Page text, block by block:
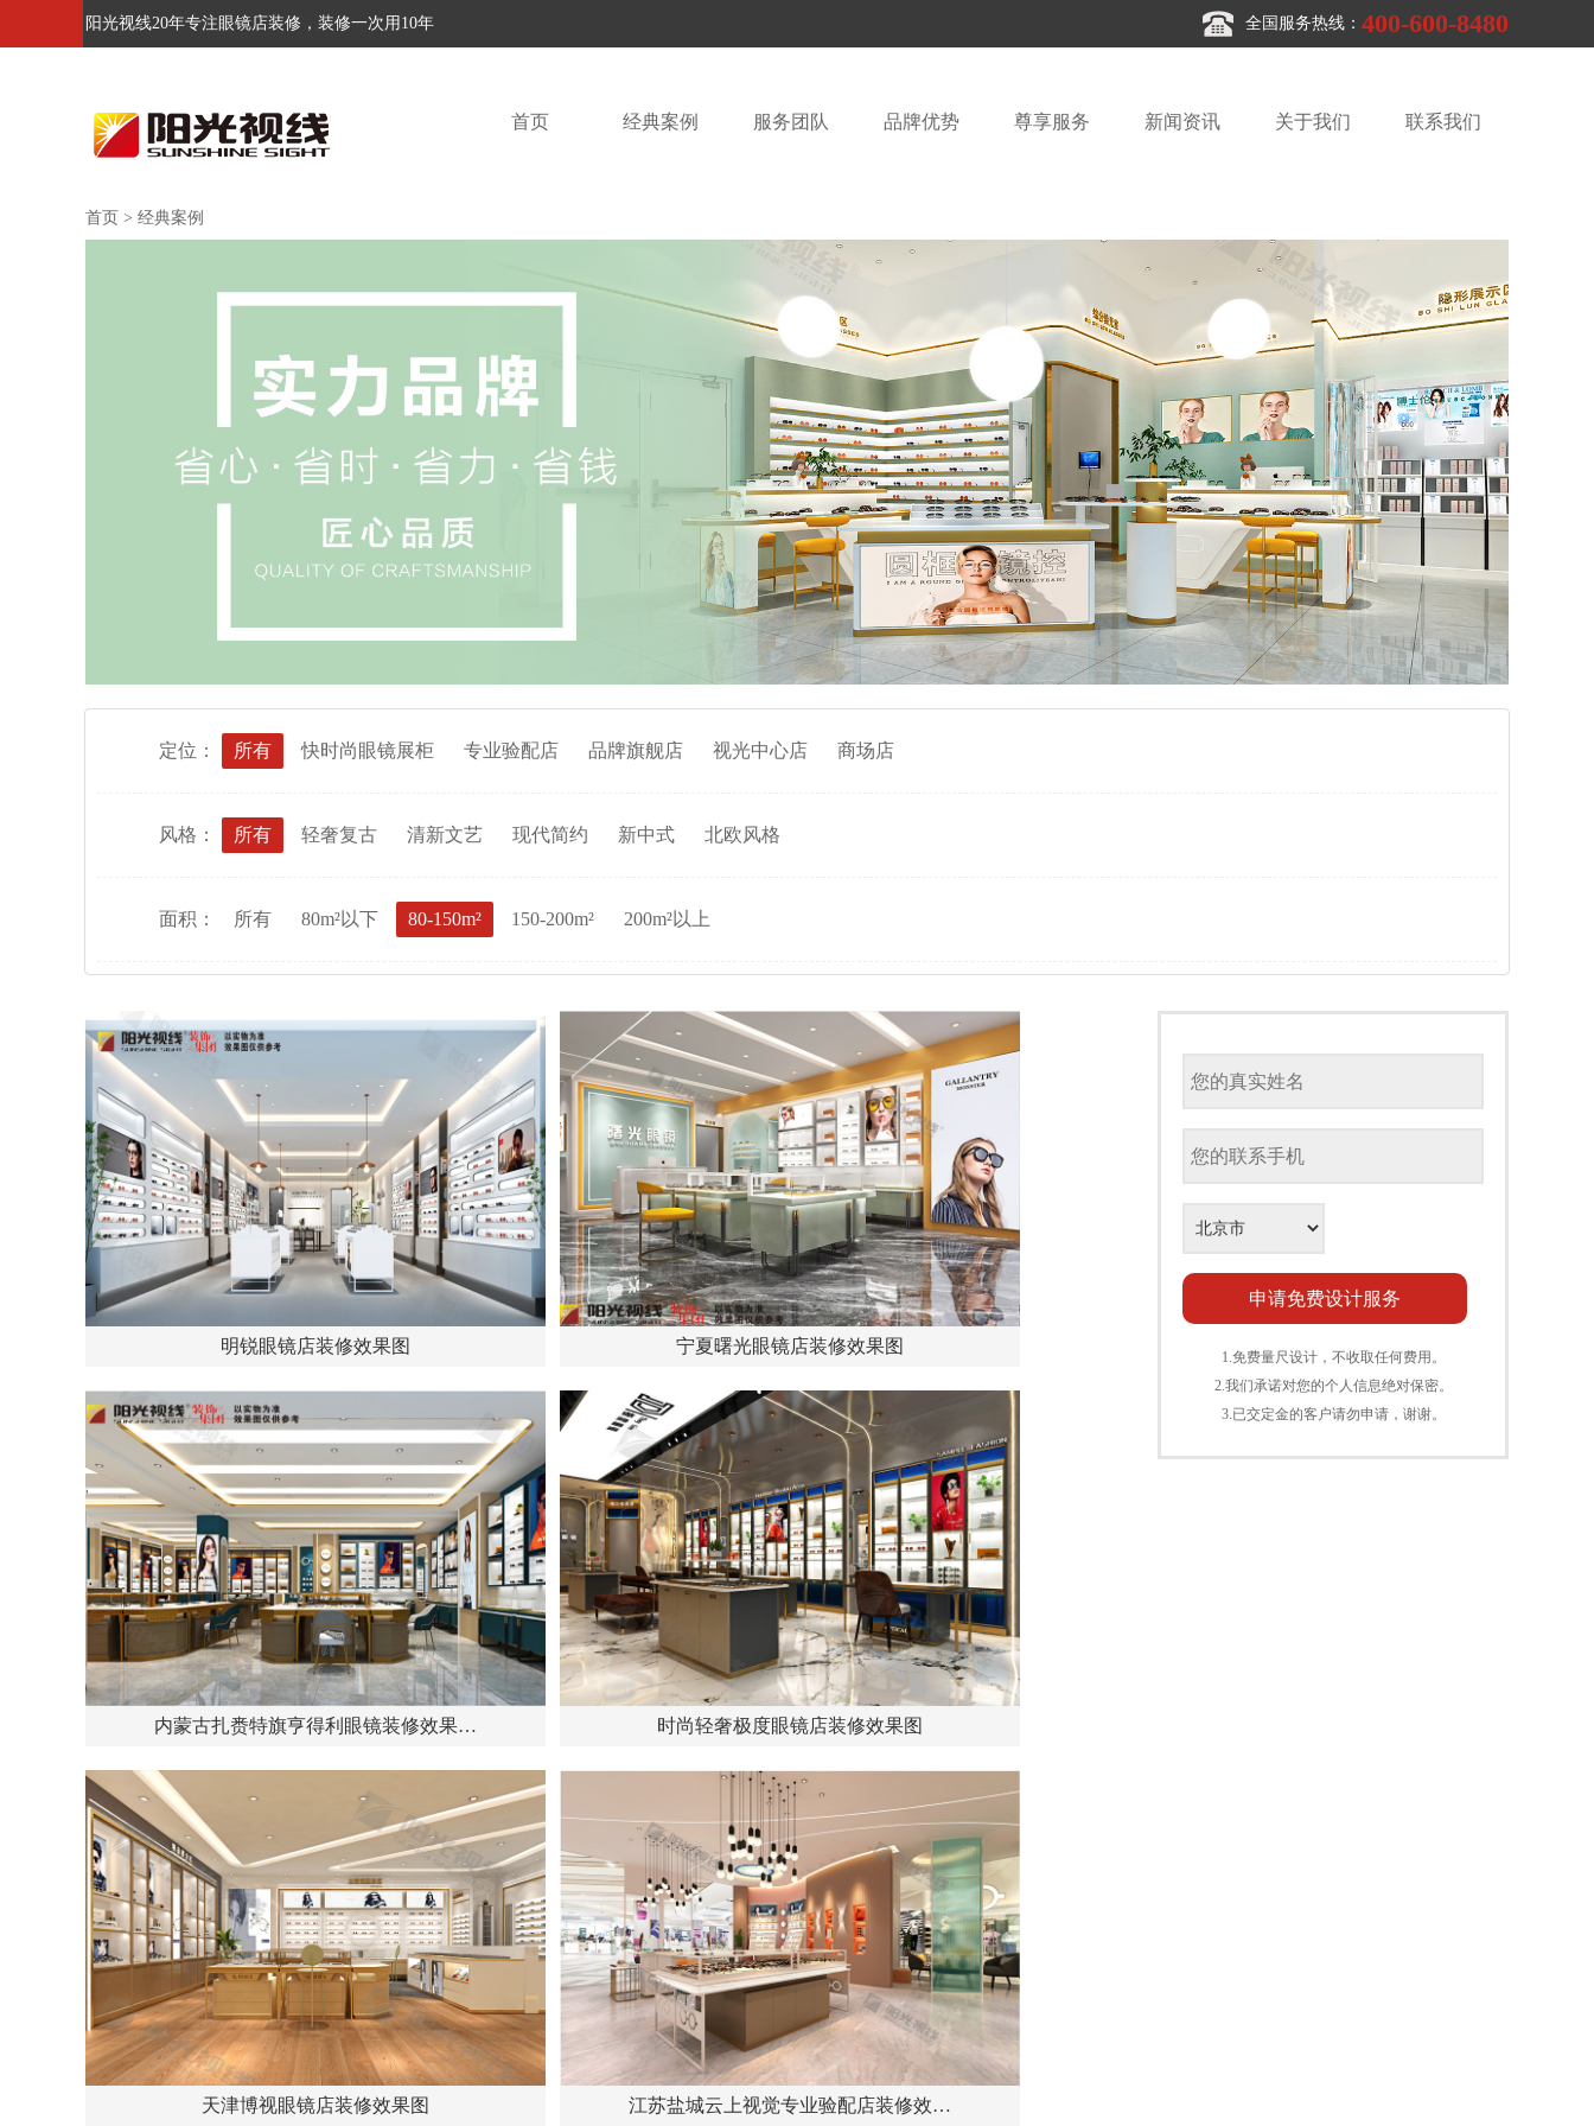
阳光视线20年专注眼镜店装修，装修一次用10年 全国服务热线： 400-600-8480
首页 经典案例 服务团队 品牌优势 尊享服务 新闻资讯 关于我们 联系我们
首页 > 经典案例
定位： 所有 快时尚眼镜展柜 专业验配店 品牌旗舰店 视光中心店 商场店
风格： 所有 轻奢复古 清新文艺 现代简约 新中式 北欧风格
面积： 所有 80m²以下 80-150m² 150-200m² 200m²以上
明锐眼镜店装修效果图 宁夏曙光眼镜店装修效果图
内蒙古扎赉特旗亨得利眼镜装修效果… 时尚轻奢极度眼镜店装修效果图
天津博视眼镜店装修效果图 江苏盐城云上视觉专业验配店装修效…
1.免费量尺设计，不收取任何费用。
2.我们承诺对您的个人信息绝对保密。
3.已交定金的客户请勿申请，谢谢。